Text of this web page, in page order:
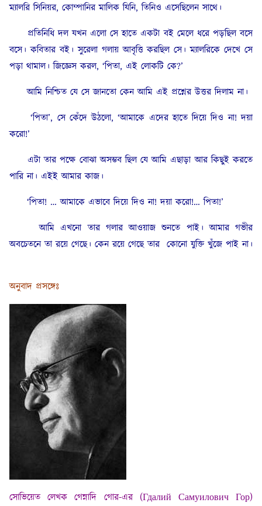
ম্যালরি সিনিয়র, কোম্পানির মালিক যিনি, তিনিও এসেছিলেন সাথে।
প্রতিনিধি দল যখন এলো সে হাতে একটা বই মেলে ধরে পড়ছিল বসে
বসে। কবিতার বই। সুরেলা গলায় আবৃত্তি করছিল সে। ম্যালরিকে দেখে সে
পড়া থামাল। জিজ্ঞেস করল, ‘পিতা, এই লোকটি কে?’
আমি নিশ্চিত যে সে জানতো কেন আমি এই প্রশ্নের উত্তর দিলাম না।
‘পিতা’, সে কেঁদে উঠলো, ‘আমাকে এদের হাতে দিয়ে দিও না! দয়া
করো!’
এটা তার পক্ষে বোঝা অসম্ভব ছিল যে আমি এছাড়া আর কিছুই করতে
পারি না। এইই আমার কাজ।
‘পিতা! … আমাকে এভাবে দিয়ে দিও না! দয়া করো!… পিতা!’
আমি এখনো তার গলার আওয়াজ শুনতে পাই। আমার গভীর
অবচেতনে তা রয়ে গেছে। কেন রয়ে গেছে তার কোনো যুক্তি খুঁজে পাই না।
অনুবাদ প্রসঙ্গেঃ
সোভিয়েত লেখক গেন্নাদি গোর-এর (Гдалий Самуилович Гор)